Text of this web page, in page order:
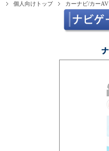
個人向けトップ カーナビ/カーAV